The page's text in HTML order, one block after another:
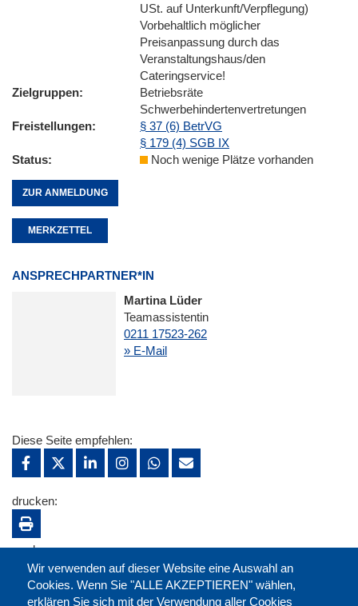
USt. auf Unterkunft/Verpflegung)
Vorbehaltlich möglicher
Preisanpassung durch das
Veranstaltungshaus/den
Cateringservice!
Zielgruppen
Betriebsräte
Schwerbehindertenvertretungen
Freistellungen
§ 37 (6) BetrVG
§ 179 (4) SGB IX
Status
Noch wenige Plätze vorhanden
ZUR ANMELDUNG
MERKZETTEL
ANSPRECHPARTNER*IN
Martina Lüder
Teamassistentin
0211 17523-262
» E-Mail
Wir verwenden auf dieser Website eine Auswahl an
Cookies. Wenn Sie "ALLE AKZEPTIEREN" wählen,
erklären Sie sich mit der Verwendung aller Cookies
Diese Seite empfehlen:
drucken:
merken: